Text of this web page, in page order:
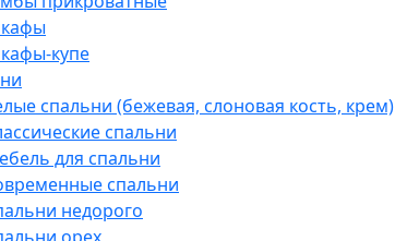
купе
спальни (бежевая, слоновая кость, крем)
спальни
для спальни
спальни
недорого